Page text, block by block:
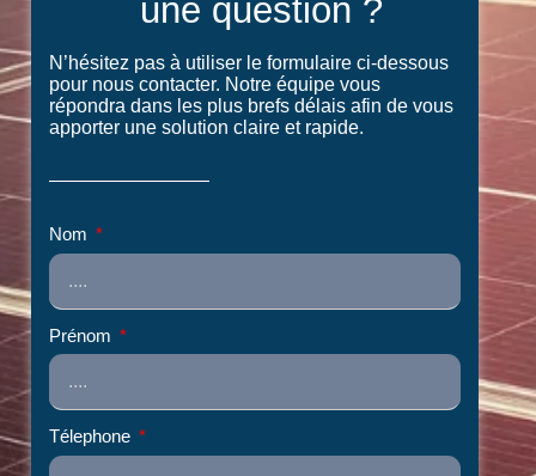
une question ?
N’hésitez pas à utiliser le formulaire ci-dessous
pour nous contacter. Notre équipe vous
répondra dans les plus brefs délais afin de vous
apporter une solution claire et rapide.
Nom
Prénom
Télephone